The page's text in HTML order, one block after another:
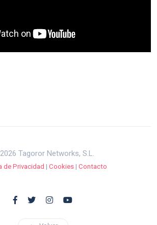
Tagoror Networks, S.L.
de Privacidad | Cookies| Contacto